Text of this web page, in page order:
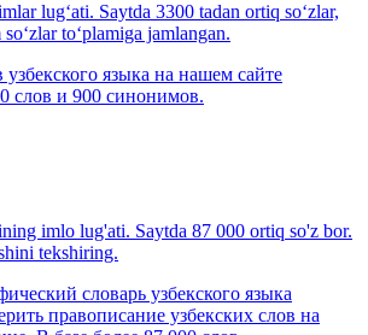
lug‘ati. Saytda 3300 tadan ortiq so‘zlar,
to‘plamiga jamlangan.
языка на нашем сайте
слов и 900 синонимов.
imlo lug'ati. Saytda 87 000 ortiq so'z bor.
tekshiring.
словарь узбекского языка
правописание узбекских слов на